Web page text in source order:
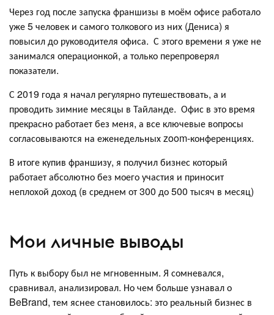
Через год после запуска франшизы в моём офисе работало
уже 5 человек и самого толкового из них (Дениса) я
повысил до руководителя офиса. С этого времени я уже не
занимался операционкой, а только перепроверял
показатели.
С 2019 года я начал регулярно путешествовать, а и
проводить зимние месяцы в Тайланде. Офис в это время
прекрасно работает без меня, а все ключевые вопросы
согласовываются на еженедельных zoom-конференциях.
В итоге купив франшизу, я получил бизнес который
работает абсолютно без моего участия и приносит
неплохой доход (в среднем от 300 до 500 тысяч в месяц)
Мои личные выводы
Путь к выбору был не мгновенным. Я сомневался,
сравнивал, анализировал. Но чем больше узнавал о
BeBrand, тем яснее становилось: это реальный бизнес в